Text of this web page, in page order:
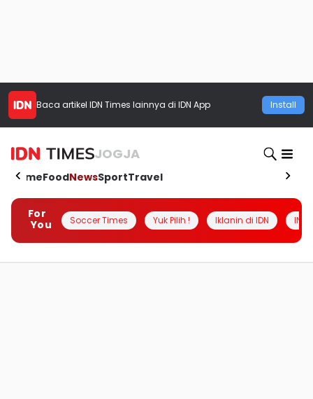
Baca artikel IDN Times lainnya di IDN App Install
JOGJA
HomeFoodNewsSportTravel
For
You
Soccer Times Yuk Pilih ! Iklanin di IDN